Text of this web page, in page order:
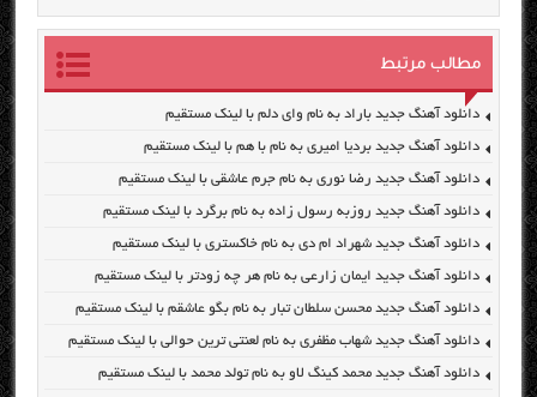
مطالب مرتبط
دانلود آهنگ جدید باراد به نام وای دلم با لینک مستقیم
دانلود آهنگ جدید بردیا امیری به نام با هم با لینک مستقیم
دانلود آهنگ جدید رضا نوری به نام جرم عاشقی با لینک مستقیم
دانلود آهنگ جدید روزبه رسول زاده به نام برگرد با لینک مستقیم
دانلود آهنگ جدید شهراد ام دی به نام خاکستری با لینک مستقیم
دانلود آهنگ جدید ایمان زارعی به نام هر چه زودتر با لینک مستقیم
دانلود آهنگ جدید محسن سلطان تبار به نام بگو عاشقم با لینک مستقیم
دانلود آهنگ جدید شهاب مظفری به نام لعنتی ترین حوالی با لینک مستقیم
دانلود آهنگ جدید محمد کینگ لاو به نام تولد محمد با لینک مستقیم